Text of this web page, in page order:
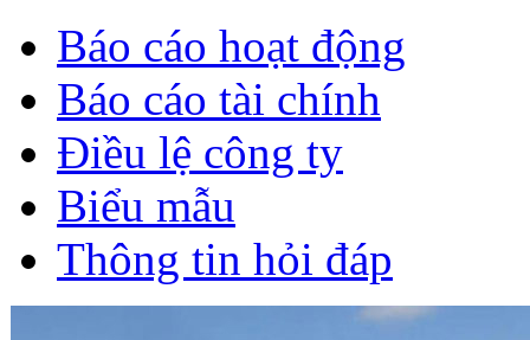
Báo cáo hoạt động
Báo cáo tài chính
Điều lệ công ty
Biểu mẫu
Thông tin hỏi đáp